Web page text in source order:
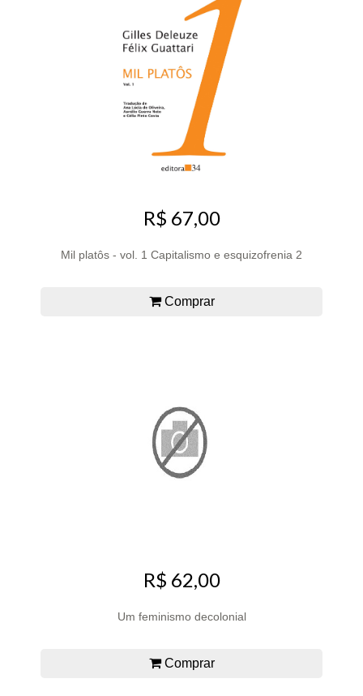
R$ 67,00
Mil platôs - vol. 1 Capitalismo e esquizofrenia 2
Comprar
R$ 62,00
Um feminismo decolonial
Comprar